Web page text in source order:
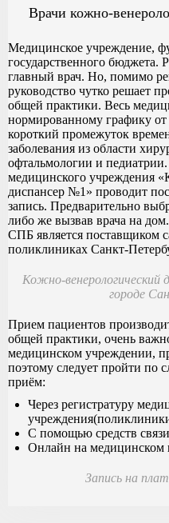
Врачи кожно-
Медицинское учреждение,
государственного бюджета.
главный врач. Но, помимо
руководство чутко решает
общей практики. Весь
нормированному графику от
короткий промежуток
заболевания из области
офтальмологии и
медицинского учреждения
диспансер №1» проводит
запись. Предварительно
либо же вызвав врача на
СПБ является поставщиком
поликлиниках Санкт-
Кожно-венерологический
городе
Прием пациентов
общей практики, очень
медицинском учреждении,
поэтому следует пройти по
приём:
Через регистратуру
С помощью средств
Онлайн на медицинском
Запись на